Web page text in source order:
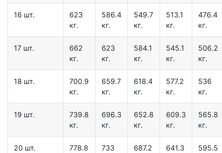
16 шт.
623
кг.
586.4
кг.
549.7
кг.
513.1
кг.
476.4
кг.
17 шт.
662
кг.
623
кг.
584.1
кг.
545.1
кг.
506.2
кг.
18 шт.
700.9
кг.
659.7
кг.
618.4
кг.
577.2
кг.
536
кг.
19 шт.
739.8
кг.
696.3
кг.
652.8
кг.
609.3
кг.
565.8
кг.
20 шт.
778.8
733
687.2
641.3
595.5